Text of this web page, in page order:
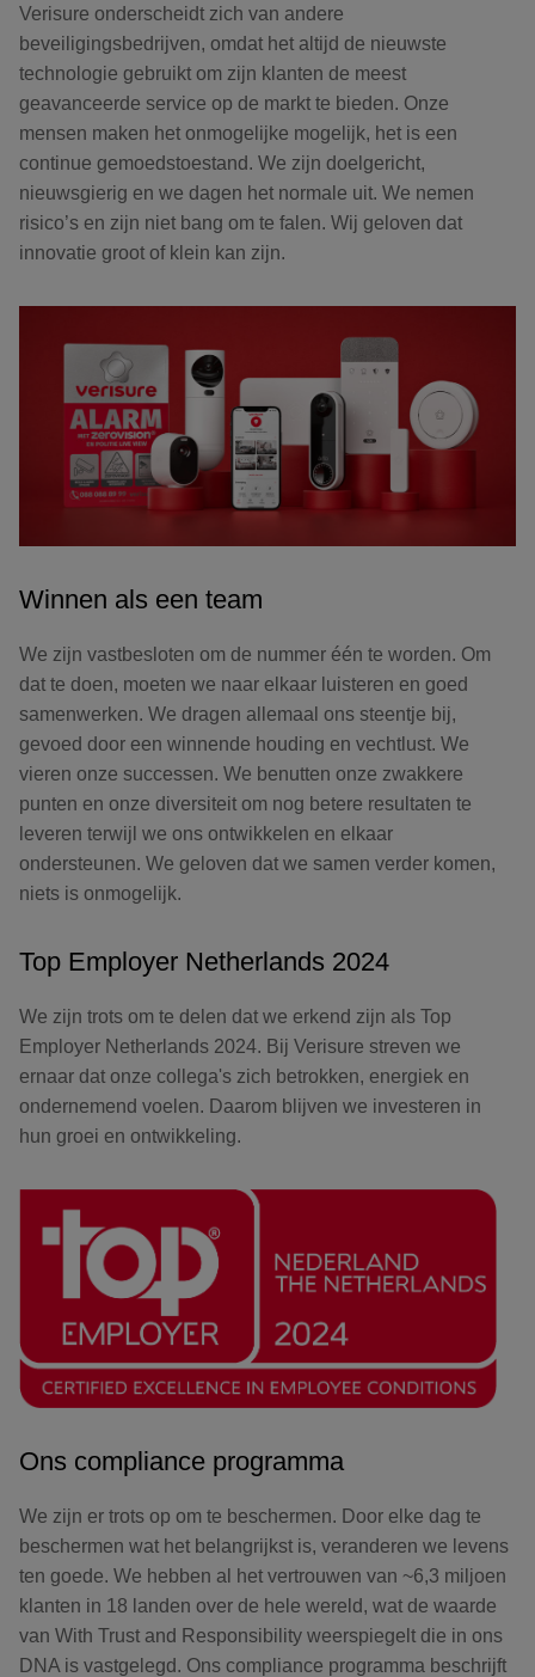
Verisure onderscheidt zich van andere
beveiligingsbedrijven, omdat het altijd de nieuwste
technologie gebruikt om zijn klanten de meest
geavanceerde service op de markt te bieden. Onze
mensen maken het onmogelijke mogelijk, het is een
continue gemoedstoestand. We zijn doelgericht,
nieuwsgierig en we dagen het normale uit. We nemen
risico’s en zijn niet bang om te falen. Wij geloven dat
innovatie groot of klein kan zijn.
Winnen als een team
We zijn vastbesloten om de nummer één te worden. Om
dat te doen, moeten we naar elkaar luisteren en goed
samenwerken. We dragen allemaal ons steentje bij,
gevoed door een winnende houding en vechtlust. We
vieren onze successen. We benutten onze zwakkere
punten en onze diversiteit om nog betere resultaten te
leveren terwijl we ons ontwikkelen en elkaar
ondersteunen. We geloven dat we samen verder komen,
niets is onmogelijk.
Top Employer Netherlands 2024
We zijn trots om te delen dat we erkend zijn als Top
Employer Netherlands 2024. Bij Verisure streven we
ernaar dat onze collega's zich betrokken, energiek en
ondernemend voelen. Daarom blijven we investeren in
hun groei en ontwikkeling.
Ons compliance programma
We zijn er trots op om te beschermen. Door elke dag te
beschermen wat het belangrijkst is, veranderen we levens
ten goede. We hebben al het vertrouwen van ~6,3 miljoen
klanten in 18 landen over de hele wereld, wat de waarde
van With Trust and Responsibility weerspiegelt die in ons
DNA is vastgelegd. Ons compliance programma beschrijft